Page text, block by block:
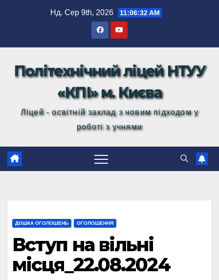
Нд. Сер 9th, 2026 11:06:33 AM
Політехнічний ліцей НТУУ
«КПІ» м. Києва
Ліцей - освітній заклад з новим підходом у
роботі з учнями
ДОШКА ОГОЛОШЕНЬ ОГОЛОШЕННЯ
Вступ на вільні
місця_22.08.2024